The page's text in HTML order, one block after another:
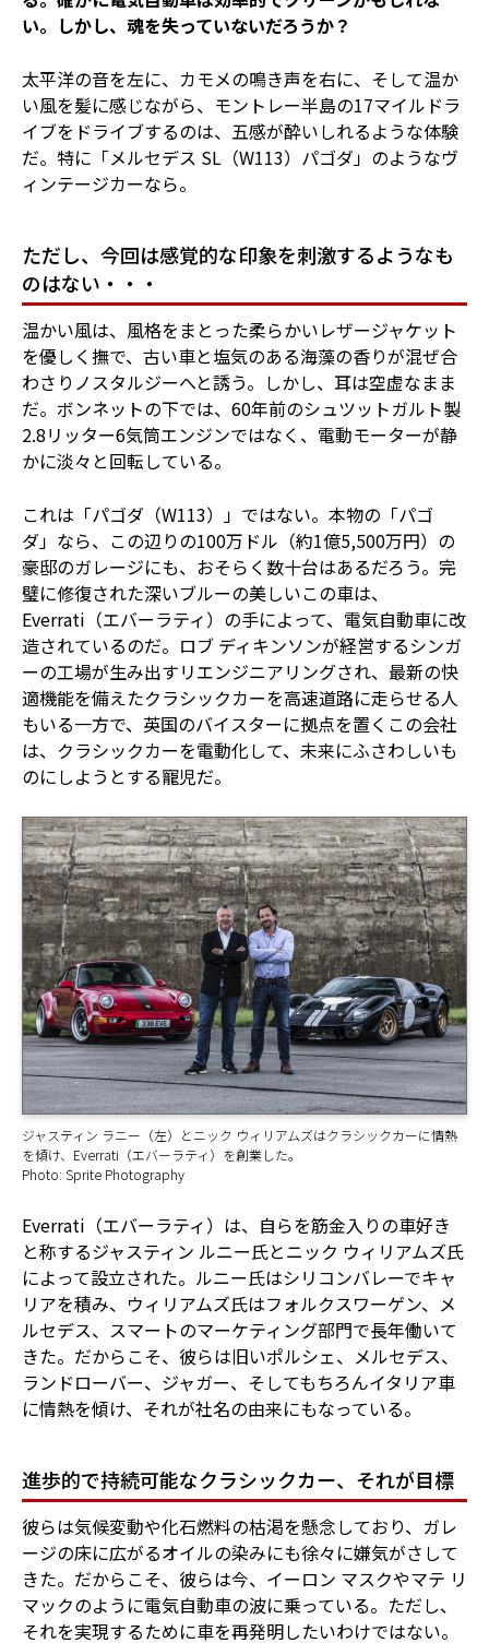
い。しかし、魂を失っていないだろうか？
太平洋の音を左に、カモメの鳴き声を右に、そして温か
い風を髪に感じながら、モントレー半島の17マイルドラ
イブをドライブするのは、五感が酔いしれるような体験
だ。特に「メルセデス SL（W113）パゴダ」のようなヴ
ィンテージカーなら。
ただし、今回は感覚的な印象を刺激するようなも
のはない・・・
温かい風は、風格をまとった柔らかいレザージャケット
を優しく撫で、古い車と塩気のある海藻の香りが混ぜ合
わさりノスタルジーへと誘う。しかし、耳は空虚なまま
だ。ボンネットの下では、60年前のシュツットガルト製
2.8リッター6気筒エンジンではなく、電動モーターが静
かに淡々と回転している。
これは「パゴダ（W113）」ではない。本物の「パゴ
ダ」なら、この辺りの100万ドル（約1億5,500万円）の
豪邸のガレージにも、おそらく数十台はあるだろう。完
璧に修復された深いブルーの美しいこの車は、
Everrati（エバーラティ）の手によって、電気自動車に改
造されているのだ。ロブ ディキンソンが経営するシンガ
ーの工場が生み出すリエンジニアリングされ、最新の快
適機能を備えたクラシックカーを高速道路に走らせる人
もいる一方で、英国のバイスターに拠点を置くこの会社
は、クラシックカーを電動化して、未来にふさわしいも
のにしようとする寵児だ。
ジャスティン ラニー（左）とニック ウィリアムズはクラシックカーに情熱
を傾け、Everrati（エバーラティ）を創業した。
Photo: Sprite Photography
Everrati（エバーラティ）は、自らを筋金入りの車好き
と称するジャスティン ルニー氏とニック ウィリアムズ氏
によって設立された。ルニー氏はシリコンバレーでキャ
リアを積み、ウィリアムズ氏はフォルクスワーゲン、メ
ルセデス、スマートのマーケティング部門で長年働いて
きた。だからこそ、彼らは旧いポルシェ、メルセデス、
ランドローバー、ジャガー、そしてもちろんイタリア車
に情熱を傾け、それが社名の由来にもなっている。
進歩的で持続可能なクラシックカー、それが目標
彼らは気候変動や化石燃料の枯渇を懸念しており、ガレ
ージの床に広がるオイルの染みにも徐々に嫌気がさして
きた。だからこそ、彼らは今、イーロン マスクやマテ リ
マックのように電気自動車の波に乗っている。ただし、
それを実現するために車を再発明したいわけではない。